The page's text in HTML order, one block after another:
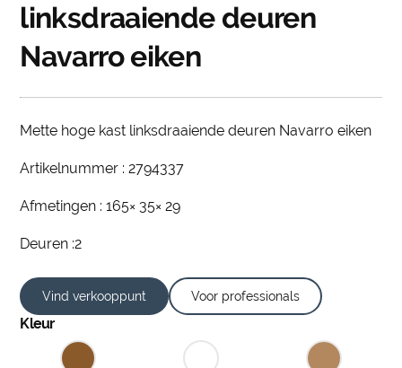
linksdraaiende deuren
Navarro eiken
Mette hoge kast linksdraaiende deuren Navarro eiken
Artikelnummer : 2794337
Afmetingen : 165× 35× 29
Deuren :2
Vind verkooppunt Voor professionals
Kleur